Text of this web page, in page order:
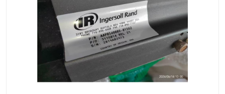
美国寿力空压机零部件 英格索兰离心机空滤芯
英格索兰COOPER离心机 库伯卡麦隆离心机零件
微电脑控制器 离心式压缩机高速转子组
复盛离心机零件 中冷耐高温气侧密封胶垫